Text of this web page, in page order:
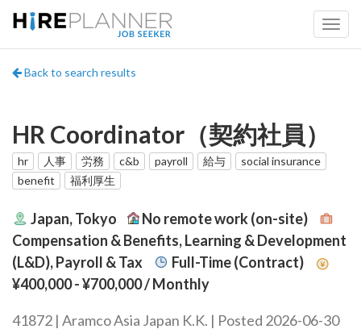
Back to search results
HR Coordinator（契約社員）
hr 人事 労務 c&b payroll 給与
social insurance
benefit
福利厚生
Japan, Tokyo
No remote work (on-site)
Compensation & Benefits, Learning & Development
(L&D), Payroll & Tax
Full-Time (Contract)
¥400,000 - ¥700,000/ Monthly
41872 | Aramco Asia Japan K.K. | Posted 2026-06-30